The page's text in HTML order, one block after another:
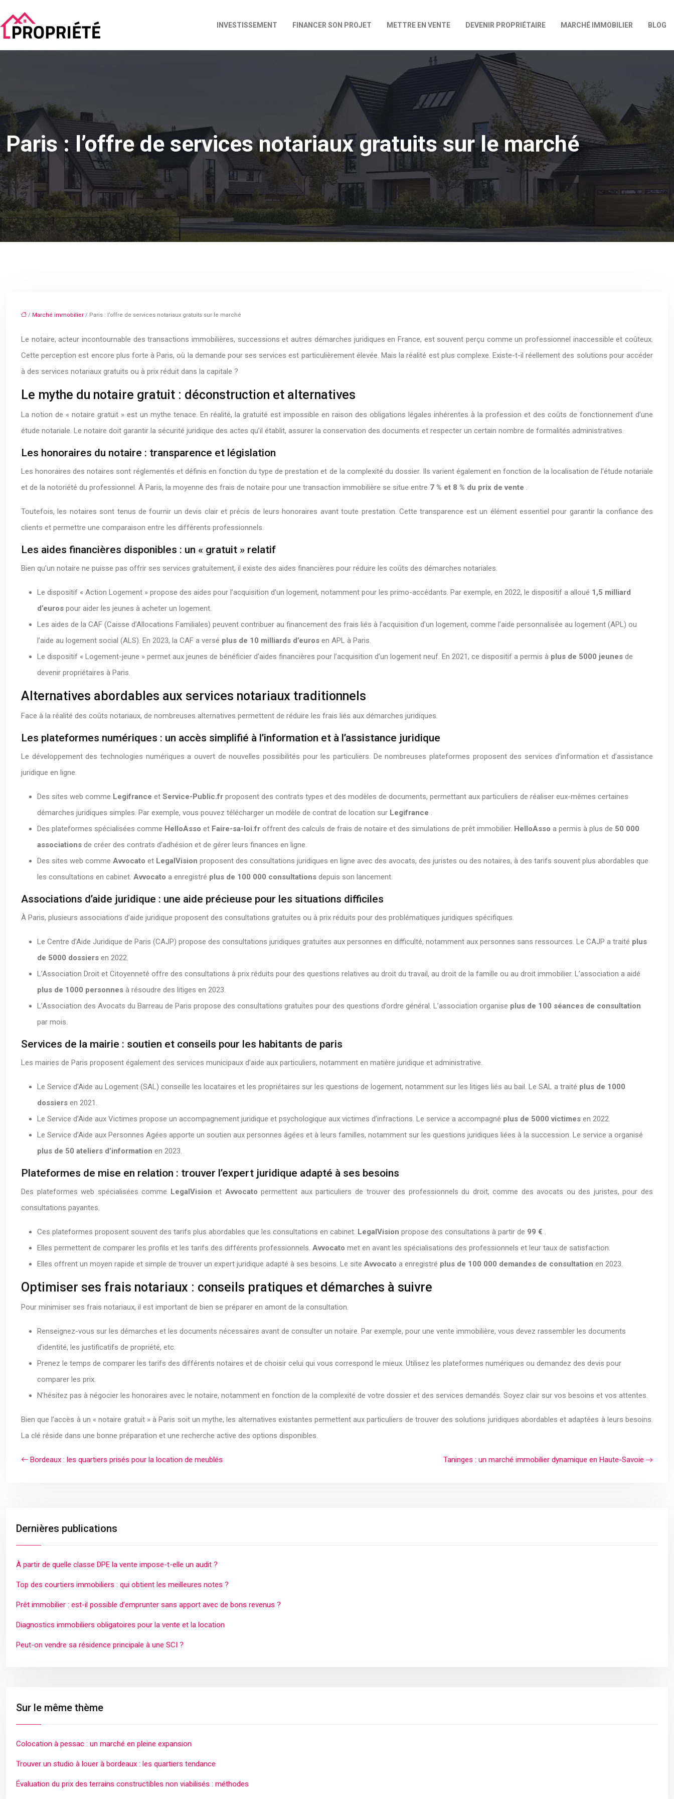
INVESTISSEMENT FINANCER SON PROJET METTRE EN VENTE DEVENIR PROPRIÉTAIRE MARCHÉ IMMOBILIER BLOG
Paris : l’offre de services notariaux gratuits sur le marché
/ Marché immobilier / Paris : l’offre de services notariaux gratuits sur le marché
Le notaire, acteur incontournable des transactions immobilières, successions et autres démarches juridiques en France, est souvent perçu comme un professionnel inaccessible et coûteux.
Cette perception est encore plus forte à Paris, où la demande pour ses services est particulièrement élevée. Mais la réalité est plus complexe. Existe-t-il réellement des solutions pour accéder
à des services notariaux gratuits ou à prix réduit dans la capitale ?
Le mythe du notaire gratuit : déconstruction et alternatives
La notion de « notaire gratuit » est un mythe tenace. En réalité, la gratuité est impossible en raison des obligations légales inhérentes à la profession et des coûts de fonctionnement d’une
étude notariale. Le notaire doit garantir la sécurité juridique des actes qu’il établit, assurer la conservation des documents et respecter un certain nombre de formalités administratives.
Les honoraires du notaire : transparence et législation
Les honoraires des notaires sont réglementés et définis en fonction du type de prestation et de la complexité du dossier. Ils varient également en fonction de la localisation de l’étude notariale
et de la notoriété du professionnel. À Paris, la moyenne des frais de notaire pour une transaction immobilière se situe entre 7 % et 8 % du prix de vente .
Toutefois, les notaires sont tenus de fournir un devis clair et précis de leurs honoraires avant toute prestation. Cette transparence est un élément essentiel pour garantir la confiance des
clients et permettre une comparaison entre les différents professionnels.
Les aides financières disponibles : un « gratuit » relatif
Bien qu’un notaire ne puisse pas offrir ses services gratuitement, il existe des aides financières pour réduire les coûts des démarches notariales.
Le dispositif « Action Logement » propose des aides pour l’acquisition d’un logement, notamment pour les primo-accédants. Par exemple, en 2022, le dispositif a alloué 1,5 milliard
d’euros pour aider les jeunes à acheter un logement.
Les aides de la CAF (Caisse d’Allocations Familiales) peuvent contribuer au financement des frais liés à l’acquisition d’un logement, comme l’aide personnalisée au logement (APL) ou
l’aide au logement social (ALS). En 2023, la CAF a versé plus de 10 milliards d’euros en APL à Paris.
Le dispositif « Logement-jeune » permet aux jeunes de bénéficier d’aides financières pour l’acquisition d’un logement neuf. En 2021, ce dispositif a permis à plus de 5000 jeunes de
devenir propriétaires à Paris.
Alternatives abordables aux services notariaux traditionnels
Face à la réalité des coûts notariaux, de nombreuses alternatives permettent de réduire les frais liés aux démarches juridiques.
Les plateformes numériques : un accès simplifié à l’information et à l’assistance juridique
Le développement des technologies numériques a ouvert de nouvelles possibilités pour les particuliers. De nombreuses plateformes proposent des services d’information et d’assistance
juridique en ligne.
Des sites web comme Legifrance et Service-Public.fr proposent des contrats types et des modèles de documents, permettant aux particuliers de réaliser eux-mêmes certaines
démarches juridiques simples. Par exemple, vous pouvez télécharger un modèle de contrat de location sur Legifrance .
Des plateformes spécialisées comme HelloAsso et Faire-sa-loi.fr offrent des calculs de frais de notaire et des simulations de prêt immobilier. HelloAsso a permis à plus de 50 000
associations de créer des contrats d’adhésion et de gérer leurs finances en ligne.
Des sites web comme Avvocato et LegalVision proposent des consultations juridiques en ligne avec des avocats, des juristes ou des notaires, à des tarifs souvent plus abordables que
les consultations en cabinet. Avvocato a enregistré plus de 100 000 consultations depuis son lancement.
Associations d’aide juridique : une aide précieuse pour les situations difficiles
À Paris, plusieurs associations d’aide juridique proposent des consultations gratuites ou à prix réduits pour des problématiques juridiques spécifiques.
Le Centre d’Aide Juridique de Paris (CAJP) propose des consultations juridiques gratuites aux personnes en difficulté, notamment aux personnes sans ressources. Le CAJP a traité plus
de 5000 dossiers en 2022.
L’Association Droit et Citoyenneté offre des consultations à prix réduits pour des questions relatives au droit du travail, au droit de la famille ou au droit immobilier. L’association a aidé
plus de 1000 personnes à résoudre des litiges en 2023.
L’Association des Avocats du Barreau de Paris propose des consultations gratuites pour des questions d’ordre général. L’association organise plus de 100 séances de consultation
par mois.
Services de la mairie : soutien et conseils pour les habitants de paris
Les mairies de Paris proposent également des services municipaux d’aide aux particuliers, notamment en matière juridique et administrative.
Le Service d’Aide au Logement (SAL) conseille les locataires et les propriétaires sur les questions de logement, notamment sur les litiges liés au bail. Le SAL a traité plus de 1000
dossiers en 2021.
Le Service d’Aide aux Victimes propose un accompagnement juridique et psychologique aux victimes d’infractions. Le service a accompagné plus de 5000 victimes en 2022.
Le Service d’Aide aux Personnes Agées apporte un soutien aux personnes âgées et à leurs familles, notamment sur les questions juridiques liées à la succession. Le service a organisé
plus de 50 ateliers d’information en 2023.
Plateformes de mise en relation : trouver l’expert juridique adapté à ses besoins
Des plateformes web spécialisées comme LegalVisionet Avvocatopermettent aux particuliers de trouver des professionnels du droit, comme des avocats ou des juristes, pour des
consultations payantes.
Ces plateformes proposent souvent des tarifs plus abordables que les consultations en cabinet. LegalVision propose des consultations à partir de 99 € .
Elles permettent de comparer les profils et les tarifs des différents professionnels. Avvocato met en avant les spécialisations des professionnels et leur taux de satisfaction.
Elles offrent un moyen rapide et simple de trouver un expert juridique adapté à ses besoins. Le site Avvocato a enregistré plus de 100 000 demandes de consultation en 2023.
Optimiser ses frais notariaux : conseils pratiques et démarches à suivre
Pour minimiser ses frais notariaux, il est important de bien se préparer en amont de la consultation.
Renseignez-vous sur les démarches et les documents nécessaires avant de consulter un notaire. Par exemple, pour une vente immobilière, vous devez rassembler les documents
d’identité, les justificatifs de propriété, etc.
Prenez le temps de comparer les tarifs des différents notaires et de choisir celui qui vous correspond le mieux. Utilisez les plateformes numériques ou demandez des devis pour
comparer les prix.
N’hésitez pas à négocier les honoraires avec le notaire, notamment en fonction de la complexité de votre dossier et des services demandés. Soyez clair sur vos besoins et vos attentes.
Bien que l’accès à un « notaire gratuit » à Paris soit un mythe, les alternatives existantes permettent aux particuliers de trouver des solutions juridiques abordables et adaptées à leurs besoins.
La clé réside dans une bonne préparation et une recherche active des options disponibles.
Bordeaux : les quartiers prisés pour la location de meublés Taninges : un marché immobilier dynamique en Haute-Savoie
Dernières publications
À partir de quelle classe DPE la vente impose-t-elle un audit ?
Top des courtiers immobiliers : qui obtient les meilleures notes ?
Prêt immobilier : est-il possible d’emprunter sans apport avec de bons revenus ?
Diagnostics immobiliers obligatoires pour la vente et la location
Peut-on vendre sa résidence principale à une SCI ?
Sur le même thème
Colocation à pessac : un marché en pleine expansion
Trouver un studio à louer à bordeaux : les quartiers tendance
Évaluation du prix des terrains constructibles non viabilisés : méthodes